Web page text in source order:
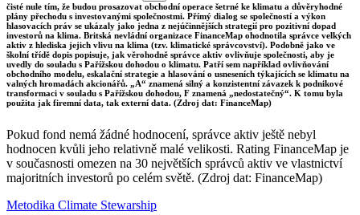
čisté nule tím, že budou prosazovat obchodní operace šetrné ke klimatu a důvěryhodné
plány přechodu s investovanými společnostmi. Přímý dialog se společností a výkon
hlasovacích práv se ukázaly jako jedna z nejúčinnějších strategií pro pozitivní dopad
investorů na klima. Britská nevládní organizace FinanceMap ohodnotila správce velkých
aktiv z hlediska jejich vlivu na klima (tzv. klimatické správcovství). Podobně jako ve
školní třídě dopis popisuje, jak věrohodně správce aktiv ovlivňuje společnosti, aby je
uvedly do souladu s Pařížskou dohodou o klimatu. Patří sem například ovlivňování
obchodního modelu, eskalační strategie a hlasování o usneseních týkajících se klimatu na
valných hromadách akcionářů. „A“ znamená silný a konzistentní závazek k podnikové
transformaci v souladu s Pařížskou dohodou, F znamená „nedostatečný“. K tomu byla
použita jak firemní data, tak externí data. (Zdroj dat: FinanceMap)
Pokud fond nemá žádné hodnocení, správce aktiv ještě nebyl
hodnocen kvůli jeho relativně malé velikosti. Rating FinanceMap je
v současnosti omezen na 30 největších správců aktiv ve vlastnictví
majoritních investorů po celém světě. (Zdroj dat: FinanceMap)
Metodika Climate Stewarship